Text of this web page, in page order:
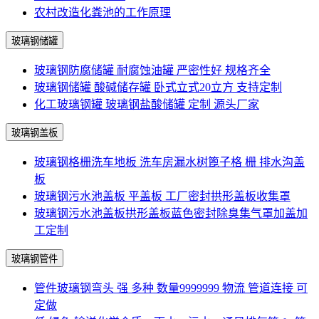
农村改造化粪池的工作原理
玻璃钢储罐
玻璃钢防腐储罐 耐腐蚀油罐 严密性好 规格齐全
玻璃钢储罐 酸碱储存罐 卧式立式20立方 支持定制
化工玻璃钢罐 玻璃钢盐酸储罐 定制 源头厂家
玻璃钢盖板
玻璃钢格栅洗车地板 洗车房漏水树篦子格 栅 排水沟盖
板
玻璃钢污水池盖板 平盖板 工厂密封拱形盖板收集罩
玻璃钢污水池盖板拱形盖板蓝色密封除臭集气罩加盖加
工定制
玻璃钢管件
管件玻璃钢弯头 强 多种 数量9999999 物流 管道连接 可
定做